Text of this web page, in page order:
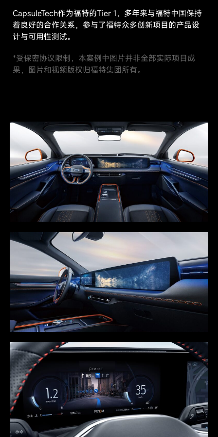
CapsuleTech作为福特的Tier 1，多年来与福特中国保持
着良好的合作关系，参与了福特众多创新项目的产品设
计与可用性测试。
*受保密协议限制，本案例中图片并非全部实际项目成
果，图片和视频版权归福特集团所有。